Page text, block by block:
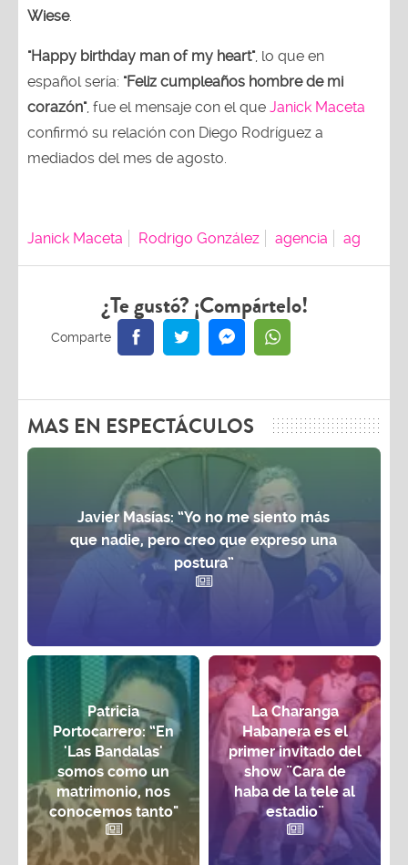
Wiese.
"Happy birthday man of my heart", lo que en
español sería: "Feliz cumpleaños hombre de mi
corazón", fue el mensaje con el que Janick Maceta
confirmó su relación con Diego Rodríguez a
mediados del mes de agosto.
Janick Maceta Rodrigo González agencia ag
¿Te gustó? ¡Compártelo!
MAS EN ESPECTÁCULOS
Javier Masías: “Yo no me siento más
que nadie, pero creo que expreso una
postura”
Patricia
Portocarrero: “En
'Las Bandalas'
somos como un
matrimonio, nos
conocemos tanto"
La Charanga
Habanera es el
primer invitado del
show ¨Cara de
haba de la tele al
estadio¨